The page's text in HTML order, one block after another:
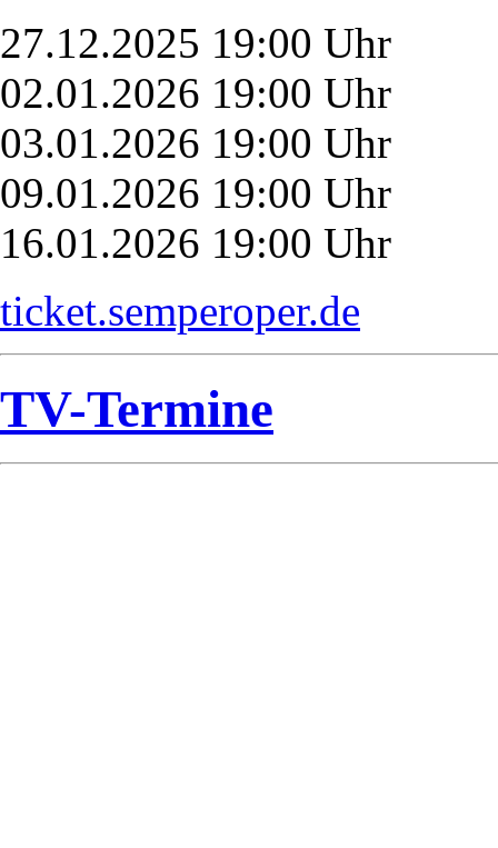
27.12.2025 19:00 Uhr
02.01.2026 19:00 Uhr
03.01.2026 19:00 Uhr
09.01.2026 19:00 Uhr
16.01.2026 19:00 Uhr
ticket.semperoper.de
TV-Termine